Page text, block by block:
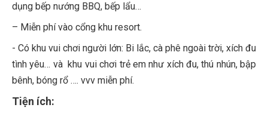
dụng bếp nướng BBQ, bếp lẩu…
– Miễn phí vào cổng khu resort.
-️ Có khu vui chơi người lớn: Bi lắc, cà phê ngoài trời, xích đu
tình yêu… và khu vui chơi trẻ em như xích đu, thú nhún, bập
bênh, bóng rổ …. vvv miễn phí.
Tiện ích: